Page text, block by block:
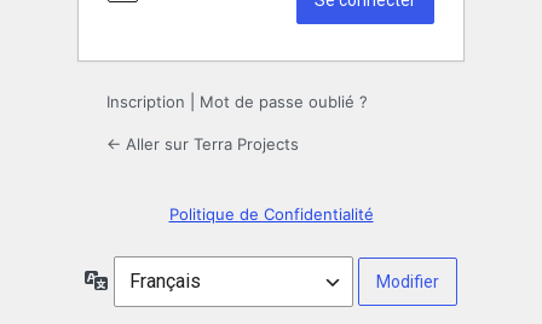
Inscription Mot de passe oublié ?
← Aller sur Terra Projects
Politique de Confidentialité
Langue